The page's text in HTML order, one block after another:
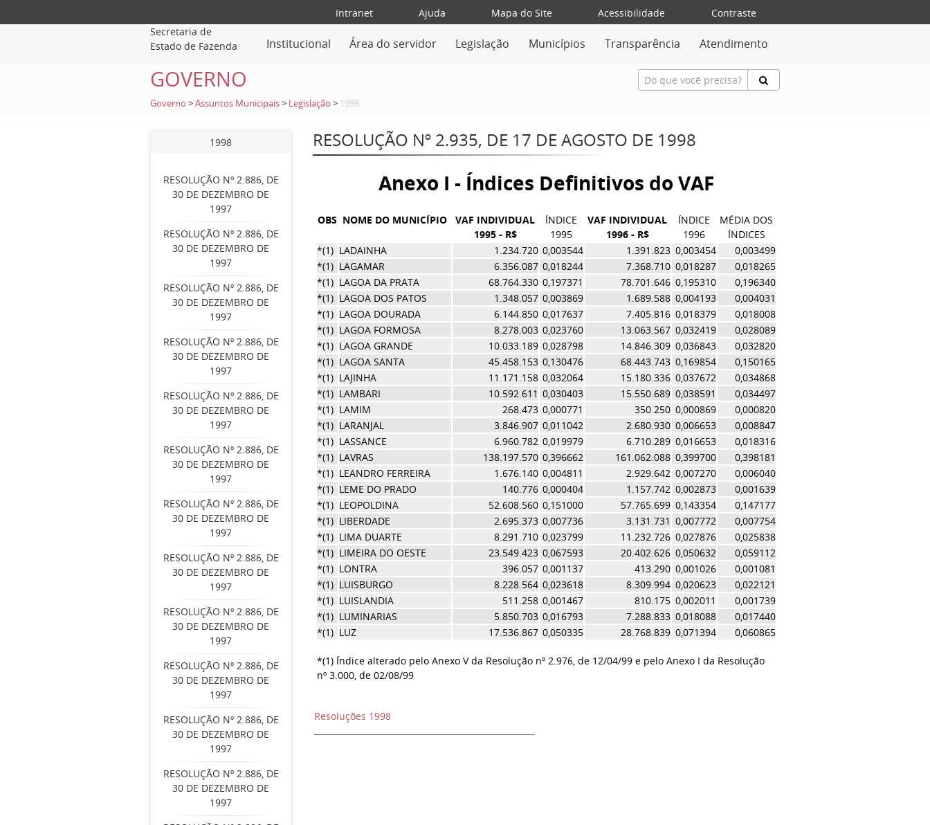
Intranet Ajuda Mapa do Site Acessibilidade
Contraste
Secretaria de
Estado de Fazenda
Institucional Área do servidor Legislação Municípios Transparência Atendimento
GOVERNO
Governo >Assuntos Municipais > Legislação > 1998
1998
RESOLUÇÃO Nº 2.886, DE
30 DE DEZEMBRO DE
1997
RESOLUÇÃO Nº 2.886, DE
30 DE DEZEMBRO DE
1997
RESOLUÇÃO Nº 2.886, DE
30 DE DEZEMBRO DE
1997
RESOLUÇÃO Nº 2.886, DE
30 DE DEZEMBRO DE
1997
RESOLUÇÃO Nº 2.886, DE
30 DE DEZEMBRO DE
1997
RESOLUÇÃO Nº 2.886, DE
30 DE DEZEMBRO DE
1997
RESOLUÇÃO Nº 2.886, DE
30 DE DEZEMBRO DE
1997
RESOLUÇÃO Nº 2.886, DE
30 DE DEZEMBRO DE
1997
RESOLUÇÃO Nº 2.886, DE
30 DE DEZEMBRO DE
1997
RESOLUÇÃO Nº 2.886, DE
30 DE DEZEMBRO DE
1997
RESOLUÇÃO Nº 2.886, DE
30 DE DEZEMBRO DE
1997
RESOLUÇÃO Nº 2.886, DE
30 DE DEZEMBRO DE
1997
RESOLUÇÃO Nº 2.935, DE 17 DE AGOSTO DE 1998
Anexo I - Índices Definitivos do VAF
OBS NOME DO MUNICÍPIO
VAF INDIVIDUAL
1995 - R$
ÍNDICE
1995
VAF INDIVIDUAL
1996 - R$
ÍNDICE
1996
MÉDIA DOS
ÍNDICES
*(1) LADAINHA 1.234.720 0,003544 1.391.823 0,003454
0,003499
*(1) LAGAMAR 6.356.087 0,018244 7.368.710 0,018287
0,018265
*(1) LAGOA DA PRATA 68.764.330 0,197371 78.701.646 0,195310
0,196340
*(1) LAGOA DOS PATOS 1.348.057 0,003869 1.689.588 0,004193
0,004031
*(1) LAGOA DOURADA 6.144.850 0,017637 7.405.816 0,018379
0,018008
*(1) LAGOA FORMOSA 8.278.003 0,023760 13.063.567 0,032419
0,028089
*(1) LAGOA GRANDE 10.033.189 0,028798 14.846.309 0,036843
0,032820
*(1) LAGOA SANTA 45.458.153 0,130476 68.443.743 0,169854
0,150165
*(1) LAJINHA 11.171.158 0,032064 15.180.336 0,037672
0,034868
*(1) LAMBARI 10.592.611 0,030403 15.550.689 0,038591
0,034497
*(1) LAMIM 268.473 0,000771 350.250 0,000869
0,000820
*(1) LARANJAL 3.846.907 0,011042 2.680.930 0,006653
0,008847
*(1) LASSANCE 6.960.782 0,019979 6.710.289 0,016653
0,018316
*(1) LAVRAS 138.197.570 0,396662 161.062.088 0,399700
0,398181
*(1) LEANDRO FERREIRA 1.676.140 0,004811 2.929.642 0,007270
0,006040
*(1) LEME DO PRADO 140.776 0,000404 1.157.742 0,002873
0,001639
*(1) LEOPOLDINA 52.608.560 0,151000 57.765.699 0,143354
0,147177
*(1) LIBERDADE 2.695.373 0,007736 3.131.731 0,007772
0,007754
*(1) LIMA DUARTE 8.291.710 0,023799 11.232.726 0,027876
0,025838
*(1) LIMEIRA DO OESTE 23.549.423 0,067593 20.402.626 0,050632
0,059112
*(1) LONTRA 396.057 0,001137 413.290 0,001026
0,001081
*(1) LUISBURGO 8.228.564 0,023618 8.309.994 0,020623
0,022121
*(1) LUISLANDIA 511.258 0,001467 810.175 0,002011
0,001739
*(1) LUMINARIAS 5.850.703 0,016793 7.288.833 0,018088
0,017440
*(1) LUZ 17.536.867 0,050335 28.768.839 0,071394 0,060865
*(1) Índice alterado pelo Anexo V da Resolução nº 2.976, de 12/04/99 e pelo Anexo I da Resolução
nº 3.000, de 02/08/99
Resoluções 1998